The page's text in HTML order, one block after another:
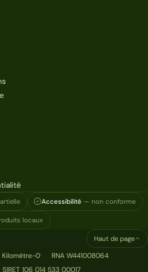
Accessibilité — non conforme
locaux
Kilomètre-0
RNA W441008064
SIRET 106 014 533 00017
Haut de page